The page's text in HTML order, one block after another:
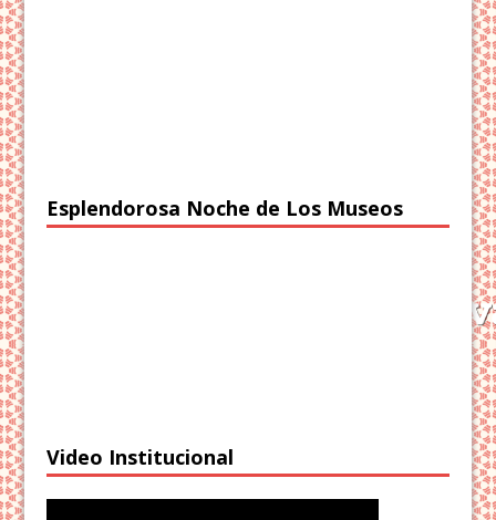
Esplendorosa Noche de Los Museos
Video Institucional